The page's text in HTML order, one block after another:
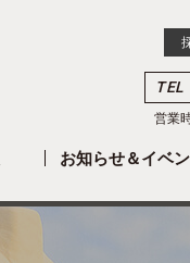
TEL
営業
お知らせ＆イベ